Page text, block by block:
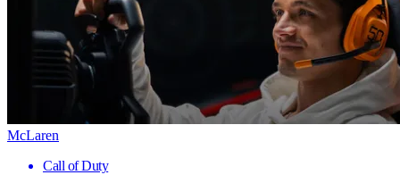
McLaren
Call of Duty